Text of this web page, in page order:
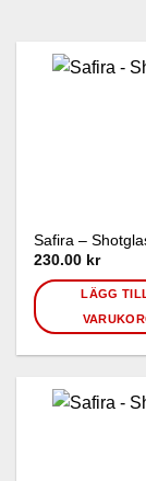
Safira –
230.00 kr
LÄGG